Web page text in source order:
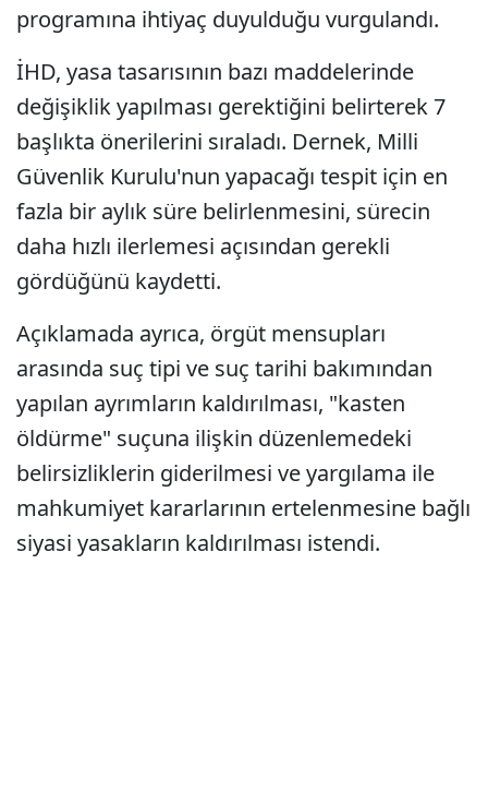
programına ihtiyaç duyulduğu vurgulandı.
İHD, yasa tasarısının bazı maddelerinde
değişiklik yapılması gerektiğini belirterek 7
başlıkta önerilerini sıraladı. Dernek, Milli
Güvenlik Kurulu'nun yapacağı tespit için en
fazla bir aylık süre belirlenmesini, sürecin
daha hızlı ilerlemesi açısından gerekli
gördüğünü kaydetti.
Açıklamada ayrıca, örgüt mensupları
arasında suç tipi ve suç tarihi bakımından
yapılan ayrımların kaldırılması, "kasten
öldürme" suçuna ilişkin düzenlemedeki
belirsizliklerin giderilmesi ve yargılama ile
mahkumiyet kararlarının ertelenmesine bağlı
siyasi yasakların kaldırılması istendi.